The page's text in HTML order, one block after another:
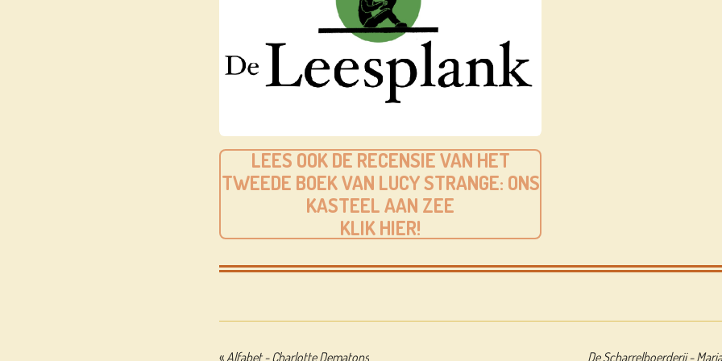
LEES OOK DE RECENSIE VAN HET
TWEEDE BOEK VAN LUCY STRANGE: ONS
KASTEEL AAN ZEE
KLIK HIER!
« Alfabet - Charlotte Dematons De Scharrelboerderij -